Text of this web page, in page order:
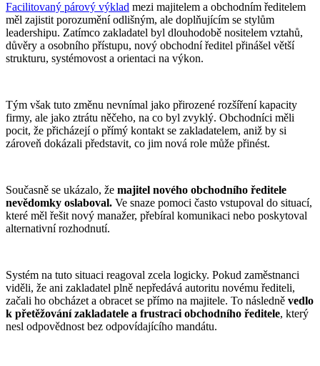
Facilitovaný párový výklad mezi majitelem a obchodním ředitelem
měl zajistit porozumění odlišným, ale doplňujícím se stylům
leadershipu. Zatímco zakladatel byl dlouhodobě nositelem vztahů,
důvěry a osobního přístupu, nový obchodní ředitel přinášel větší
strukturu, systémovost a orientaci na výkon.
Tým však tuto změnu nevnímal jako přirozené rozšíření kapacity
firmy, ale jako ztrátu něčeho, na co byl zvyklý. Obchodníci měli
pocit, že přicházejí o přímý kontakt se zakladatelem, aniž by si
zároveň dokázali představit, co jim nová role může přinést.
Současně se ukázalo, že majitel nového obchodního ředitele
nevědomky oslaboval. Ve snaze pomoci často vstupoval do situací,
které měl řešit nový manažer, přebíral komunikaci nebo poskytoval
alternativní rozhodnutí.
Systém na tuto situaci reagoval zcela logicky. Pokud zaměstnanci
viděli, že ani zakladatel plně nepředává autoritu novému řediteli,
začali ho obcházet a obracet se přímo na majitele. To následně vedlo
k přetěžování zakladatele a frustraci obchodního ředitele, který
nesl odpovědnost bez odpovídajícího mandátu.